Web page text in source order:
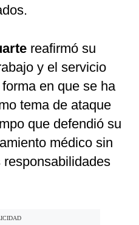
reafirmó su
y el servicio
en que se ha
tema de ataque
que defendió su
médico sin